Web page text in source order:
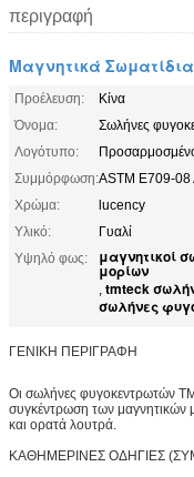
περιγραφή
Μαγνητικά Σωματίδια
Προέλευση:
Κίνα
Όνομα:
Σωλήνες
Λογότυπο:
Συμμόρφωση:ASTM E709-
Χρώμα:
lucency
Υλικό:
Γυαλί
Υψηλό φως:
μαγνητικοί
μορίων
, tmteck
σωλήνες
ΓΕΝΙΚΗ ΠΕΡΙΓΡΑΦΗ
Οι σωλήνες φυγοκεντρωτών
συγκέντρωση των μαγνητικών
και ορατά λουτρά.
ΚΑΘΗΜΕΡΙΝΕΣ ΟΔΗΓΙΕΣ